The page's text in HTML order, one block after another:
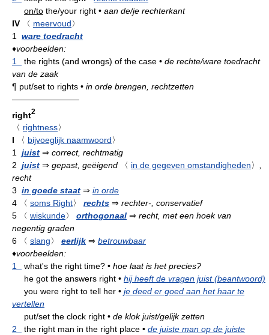
on/to the/your right • aan de/je rechterkant
IV
〈 meervoud〉
1
ware toedracht
♦voorbeelden:
1
the rights (and wrongs) of the case • de rechte/ware toedracht
van de zaak
¶ put/set to rights • in orde brengen, rechtzetten
————————
right2
〈 rightness〉
I
〈 bijvoeglijk naamwoord〉
1 juist ⇒ correct, rechtmatig
2 juist ⇒ gepast, geëigend 〈 in de gegeven omstandigheden〉 ,
recht
3 in goede staat ⇒ in orde
4
〈 soms Right〉 rechts ⇒ rechter-, conservatief
5
〈 wiskunde〉 orthogonaal ⇒ recht, met een hoek van
negentig graden
6
〈 slang〉 eerlijk ⇒ betrouwbaar
♦voorbeelden:
1
what's the right time? • hoe laat is het precies?
he got the answers right • hij heeft de vragen juist (beantwoord)
you were right to tell her • je deed er goed aan het haar te
vertellen
put/set the clock right • de klok juist/gelijk zetten
2
the right man in the right place • de juiste man op de juiste